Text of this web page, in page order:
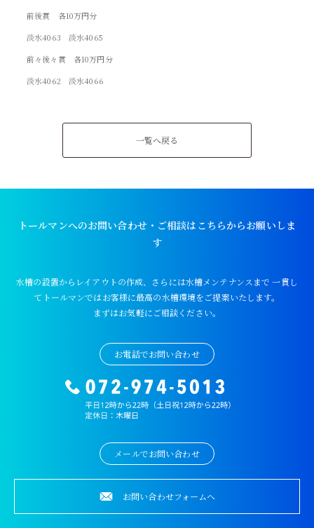
前後賞 各10万円分
淡水4063 淡水4065
前々後々賞 各10万円分
淡水4062 淡水4066
一覧へ戻る
トールマンへのお問い合わせ・ご相談はこちらからお願いしま
す
水槽の設置からレイアウトの作成、さらには水槽メンテナンスまで 一貫し
てトールマンではお客様に最高の水槽環境をご提案いたします。
まずはお気軽にご相談ください。
お電話でお問い合わせ
メールでお問い合わせ
お問い合わせフォームへ